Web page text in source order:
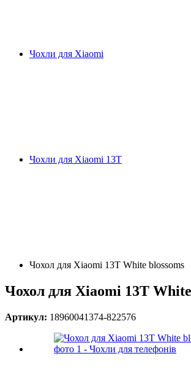
Чохли для Xiaomi
Чохли для Xiaomi 13T
Чохол для Xiaomi 13T White blossoms
Чохол для Xiaomi 13T
Артикул: 18960041374-822576